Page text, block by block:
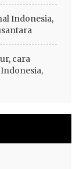
Indonesia,
cara